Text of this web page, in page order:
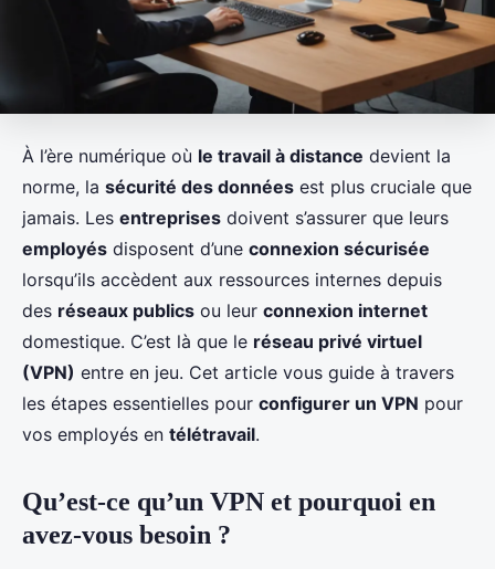
À l’ère numérique où le travail à distance devient la
norme, la sécurité des données est plus cruciale que
jamais. Les entreprises doivent s’assurer que leurs
employés disposent d’une connexion sécurisée
lorsqu’ils accèdent aux ressources internes depuis
des réseaux publics ou leur connexion internet
domestique. C’est là que le réseau privé virtuel
(VPN) entre en jeu. Cet article vous guide à travers
les étapes essentielles pour configurer un VPN pour
vos employés en télétravail.
Qu’est-ce qu’un VPN et pourquoi en
avez-vous besoin ?